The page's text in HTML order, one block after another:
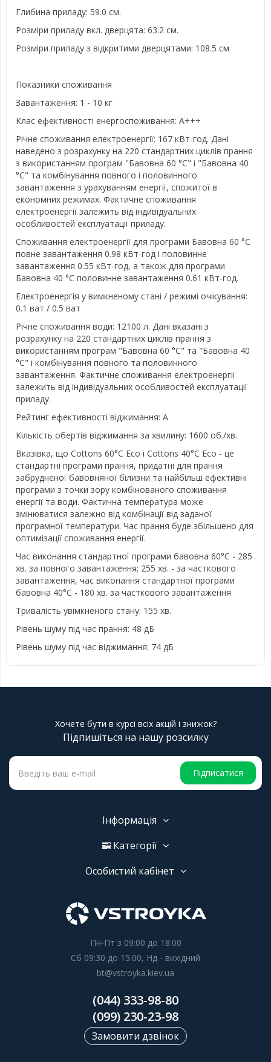
Глибина приладу: 59.0 см.
Розміри приладу вкл. дверцята: 63.2 см.
Розміри приладу з відкритими дверцятами: 108.5 см
Показники споживання
Завантаження: 1 - 10 кг
Клас ефективності енергоспоживання: A+++
Річне споживання електроенергії: 167 кВт-год. Дані
наведено з розрахунку на 220 стандартних циклів прання
з використанням програм "Бавовна 60 °C" і "Бавовна 40
°C" та комбінування повного і половинного
завантаження з урахуванням енергії, спожитої в
економних режимах. Фактичне споживання
електроенергії залежить від індивідуальних
особливостей експлуатації приладу.
Споживання електроенергії для програми Бавовна 60 °C
повне завантаження 0.98 кВт-год і половинне
завантаження 0.55 кВт-год, а також для програми
Бавовна 40 °C половинне завантаження 0.61 кВт-год.
Електроенергія у вимкненому стані / режимі очікування:
0.1 ват / 0.5 ват
Річне споживання води: 12100 л. Дані вказані з
розрахунку на 220 стандартних циклів прання з
використанням програм "Бавовна 60 °C" та "Бавовна 40
°C" і комбінування повного та половинного
завантаження. Фактичне споживання електроенергії
залежить від індивідуальних особливостей експлуатації
приладу.
Рейтинг ефективності віджимання: A
Кількість обертів віджимання за хвилину: 1600 об./хв.
Вказівка, що Cottons 60°C Eco і Cottons 40°C Eco - це
стандартні програми прання, придатні для прання
забрудненої бавовняної білизни та найбільш ефективні
програми з точки зору комбінованого споживання
енергії та води. Фактична температура може
змінюватися залежно від комбінації від заданої
програмної температури. Час прання буде збільшено для
оптимізації споживання енергії.
Час виконання стандартної програми бавовна 60°C - 285
хв. за повного завантаження; 255 хв. - за часткового
завантаження, час виконання стандартної програми
бавовна 40°C - 180 хв. за часткового завантаження
Тривалість увімкненого стану: 155 хв.
Рівень шуму під час прання: 48 дБ
Рівень шуму під час віджимання: 74 дБ
Хочете бути в курсі всіх акцій і знижок?
Підпишіться на нашу розсилку
Підписатися
Інформація
Категорії
Особистий кабінет
Пн-Пт з 09:00 до 18:00
Сб 09:30 до 15:00, Нд - вихідний
bt@vstroyka.kiev.ua
(044) 333-98-80
(099) 230-23-98
Замовити дзвінок